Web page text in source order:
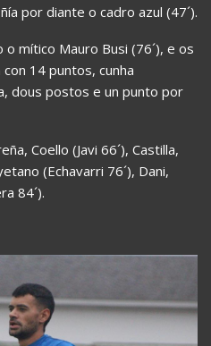
por diante o cadro azul (47´).
mítico Mauro Busi (76´), e os
14 puntos, cunha
dous postos e un punto por
Coello (Javi 66´), Castilla,
(Echavarri 76´), Dani,
84´).